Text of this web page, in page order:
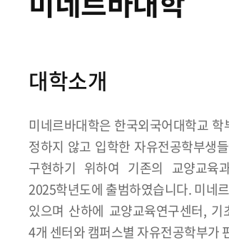
대학소개
미네르바대학은 한국외국어대학교
정하지 않고 입학한 자유전공학부생
구현하기 위하여 기존의 교양교육
2025학년도에 출범하였습니다. 미네
있으며 산하에 교양교육연구센터,
4개 센터와 캠퍼스별 자유전공학부가